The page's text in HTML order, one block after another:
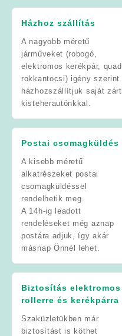
Házhoz szállítás
A nagyobb méretű
járműveket (robogó,
elektromos kerékpár, quad,
rokkantocsi) igény szerint
házhozszállítjuk saját zárt
kisteherautónkkal.
Postai csomagküldés
A kisebb méretű
alkatrészeket postai
csomagküldéssel
rendelhetik meg.
A 14h-ig leadott
rendeléseket még aznap
postára adjuk, így akár
másnap Önnél lehet.
Biztosítás elektromos
rollerre és kerékpárra
Szaküzletükben már
biztosítást is köthet